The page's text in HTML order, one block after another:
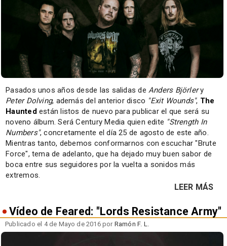
Pasados unos años desde las salidas de Anders Björlery
Peter Dolving, además del anterior disco "Exit Wounds", The
Hauntedestán listos de nuevo para publicar el que será su
noveno álbum. Será Century Media quien edite "Strength In
Numbers", concretamente el día 25 de agosto de este año.
Mientras tanto, debemos conformarnos con escuchar "Brute
Force", tema de adelanto, que ha dejado muy buen sabor de
boca entre sus seguidores por la vuelta a sonidos más
extremos.
LEER MÁS
Vídeo de Feared: "Lords Resistance Army"
Publicado el 4 de Mayo de 2016 por Ramón F. L.